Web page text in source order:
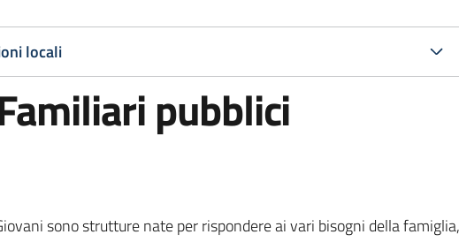
locali
pubblici
sono strutture nate per rispondere ai vari bisogni della